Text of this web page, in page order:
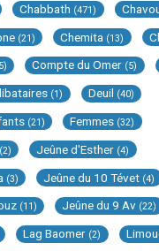
Chabbath (471)
(21) Chemita (13)
Compte du Omer (5)
(1) Deuil (40)
(21) Femmes (32)
(2) Jeûne d'Esther (4)
(3) Jeûne du 10 Tévet (4)
(11) Jeûne du 9 Av (22)
Lag Baomer (2)